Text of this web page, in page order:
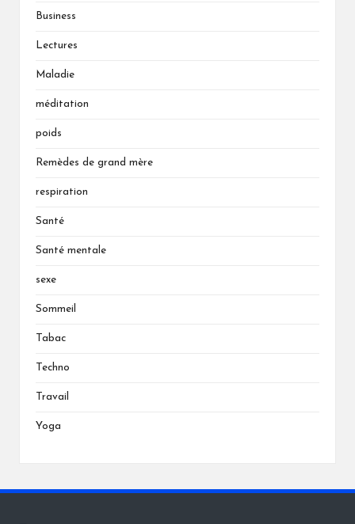
Business
Lectures
Maladie
méditation
poids
Remèdes de grand mère
respiration
Santé
Santé mentale
sexe
Sommeil
Tabac
Techno
Travail
Yoga